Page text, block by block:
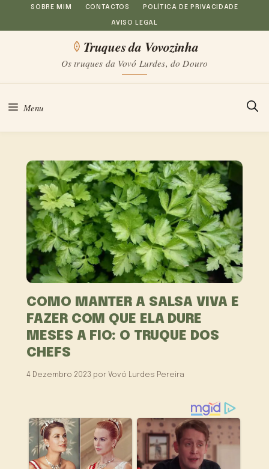
Saltar
para
conteúdo
SOBRE MIM CONTACTOS POLÍTICA DE PRIVACIDADE
AVISO LEGAL
Truques da Vovozinha
Os truques da Vovó Lurdes, do Douro
Menu
COMO MANTER A SALSA VIVA E
FAZER COM QUE ELA DURE
MESES A FIO: O TRUQUE DOS
CHEFS
4 Dezembro 2023 por Vovó Lurdes Pereira